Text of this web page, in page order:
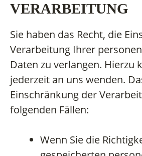
VERARBEITUNG
Sie haben das Recht, die
Verarbeitung Ihrer
Daten zu verlangen. Hierzu
jederzeit an uns wenden.
Einschränkung der
folgenden Fällen:
Wenn Sie die